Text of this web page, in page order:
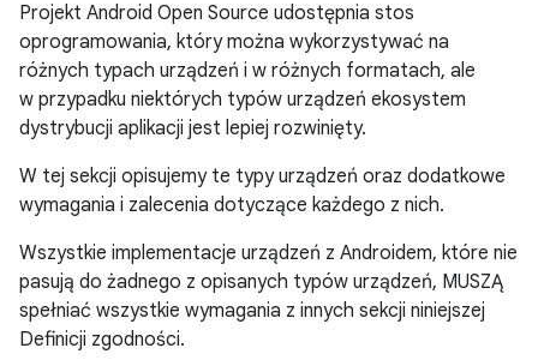
Projekt Android Open Source udostępnia stos
oprogramowania, który można wykorzystywać na
różnych typach urządzeń i w różnych formatach, ale
w przypadku niektórych typów urządzeń ekosystem
dystrybucji aplikacji jest lepiej rozwinięty.
W tej sekcji opisujemy te typy urządzeń oraz dodatkowe
wymagania i zalecenia dotyczące każdego z nich.
Wszystkie implementacje urządzeń z Androidem, które nie
pasują do żadnego z opisanych typów urządzeń, MUSZĄ
spełniać wszystkie wymagania z innych sekcji niniejszej
Definicji zgodności.